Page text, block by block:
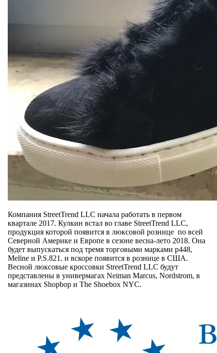
Компания StreetTrend LLC начала работать в первом
квартале 2017. Кулкин встал во главе StreetTrend LLC,
продукция которой появится в люксовой рознице по всей
Северной Америке и Европе в сезоне весна-лето 2018. Она
будет выпускаться под тремя торговыми марками p448,
Meline и P.S.821. и вскоре появится в рознице в США.
Весной люксовые кроссовки StreetTrend LLC будут
представлены в универмагах Neiman Marcus, Nordstrom, в
магазинах Shopbop и The Shoebox NYC.